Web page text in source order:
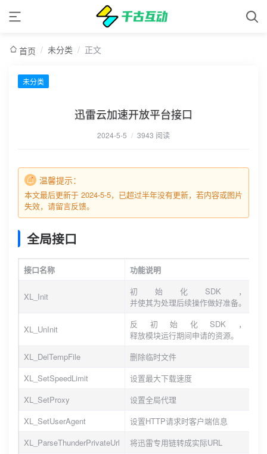
首页 / 未分类 / 正文
未分类
迅雷云加速开放平台接口
2024-5-5 / 3943 阅读
温馨提示：
本文最后更新于 2024-5-5，已超过半年没有更新，若内容或图片
失效，请留言反馈。
全局接口
接口名称 功能说明
XL_Init
初始化SDK，
并使其为处理后续操作做好准备。
XL_UnInit
反初始化SDK，
释放模块运行期间申请的资源。
XL_DelTempFile
删除临时文件
XL_SetSpeedLimit
设置最大下载速度
XL_SetProxy
设置全局代理
XL_SetUserAgent
设置HTTP请求时客户端信息
XL_ParseThunderPrivateUrl
将迅雷专用链转成实际URL